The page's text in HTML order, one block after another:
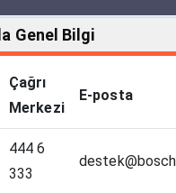
Genel Bilgi
Çağrı
Merkezi
E-posta
444 6
333